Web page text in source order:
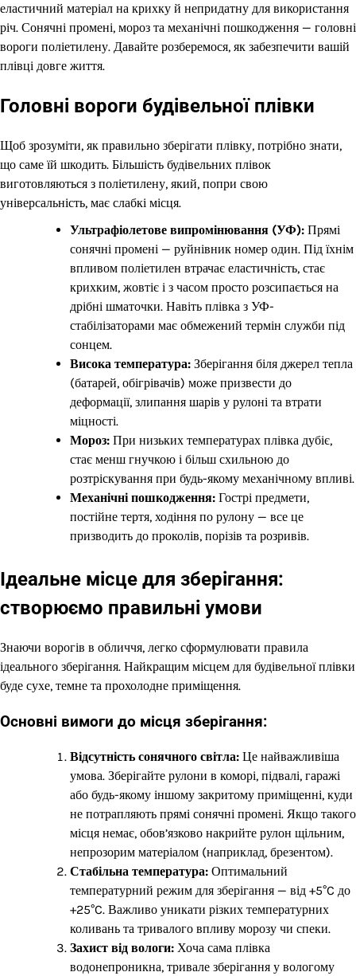
еластичний матеріал на крихку й непридатну для використання
річ. Сонячні промені, мороз та механічні пошкодження — головні
вороги поліетилену. Давайте розберемося, як забезпечити вашій
плівці довге життя.
Головні вороги будівельної плівки
Щоб зрозуміти, як правильно зберігати плівку, потрібно знати,
що саме їй шкодить. Більшість будівельних плівок
виготовляються з поліетилену, який, попри свою
універсальність, має слабкі місця.
Ультрафіолетове випромінювання (УФ): Прямі
сонячні промені — руйнівник номер один. Під їхнім
впливом поліетилен втрачає еластичність, стає
крихким, жовтіє і з часом просто розсипається на
дрібні шматочки. Навіть плівка з УФ-
стабілізаторами має обмежений термін служби під
сонцем.
Висока температура: Зберігання біля джерел тепла
(батарей, обігрівачів) може призвести до
деформації, злипання шарів у рулоні та втрати
міцності.
Мороз: При низьких температурах плівка дубіє,
стає менш гнучкою і більш схильною до
розтріскування при будь-якому механічному впливі.
Механічні пошкодження: Гострі предмети,
постійне тертя, ходіння по рулону — все це
призводить до проколів, порізів та розривів.
Ідеальне місце для зберігання:
створюємо правильні умови
Знаючи ворогів в обличчя, легко сформулювати правила
ідеального зберігання. Найкращим місцем для будівельної плівки
буде сухе, темне та прохолодне приміщення.
Основні вимоги до місця зберігання:
Відсутність сонячного світла: Це найважливіша
умова. Зберігайте рулони в коморі, підвалі, гаражі
або будь-якому іншому закритому приміщенні, куди
не потрапляють прямі сонячні промені. Якщо такого
місця немає, обов’язково накрийте рулон щільним,
непрозорим матеріалом (наприклад, брезентом).
Стабільна температура: Оптимальний
температурний режим для зберігання — від +5°C до
+25°C. Важливо уникати різких температурних
коливань та тривалого впливу морозу чи спеки.
Захист від вологи: Хоча сама плівка
водонепроникна, тривале зберігання у вологому